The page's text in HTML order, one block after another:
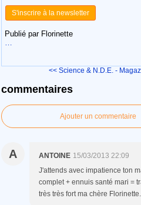
S'inscrire à la newsletter
Publié par Florinette
…
<< Science & N.D.E. -
commentaires
Ajouter un commentaire
A ANTOINE 15/03/2013 22:09
J'attends avec impatience ton
complet + ennuis santé mari =
très très fort ma chère Florinette.